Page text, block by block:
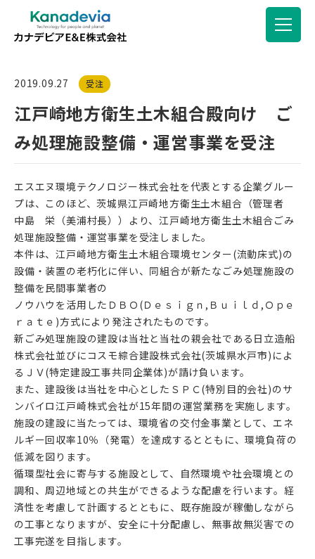
2019.09.27 受注
江戸崎地方衛生土木組合殿向け ご
み処理施設整備・運営事業を受注
エスエヌ環境テクノロジー株式会社を代表とする企業グルー
プは、このほど、茨城県江戸崎地方衛生土木組合（管理者
中島 栄（美浦村長））より、江戸崎地方衛生土木組合ごみ
処理施設整備・運営事業を受注しました。
本件は、江戸崎地方衛生土木組合環境センター(流動床式)の
設備・装置の老朽化に伴い、同組合が新たなごみ処理施設の
整備を民間事業者の
ノウハウを活用したＤＢＯ(Ｄｅｓｉｇｎ,Ｂｕｉｌｄ,Ｏｐｅ
ｒａｔｅ)方式により発注されたものです。
新ごみ処理施設の建設は当社と当社の親会社である日立造船
株式会社並びにコスモ綜合建設株式会社(茨城県水戸市)によ
るＪＶ(特定建設工事共同企業体)が請け負います。
また、建設後は当社を中心としたＳＰＣ(特別目的会社)のサ
ンバイロ江戸崎株式会社が15年間の運営業務を実施します。
施設の建設に当たっては、環境省の交付金事業として、エネ
ルギー回収率10％（発電）を達成するとともに、環境負荷の
低減を図ります。
循環型社会に寄与する施設として、自然環境や社会環境との
調和、周辺地域との共生ができるような配慮を行います。経
済性を考慮して計画するとともに、既存施設が稼働しながら
の工事となりますが、安全に十分配慮し、無事故無災害での
工事完遂を目指します。